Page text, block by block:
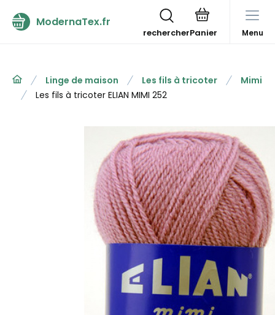
ModernaTex.fr
rechercher Menu
Linge de maison Les fils à tricoter
Mimi
Les fils à tricoter ELIAN MIMI 252